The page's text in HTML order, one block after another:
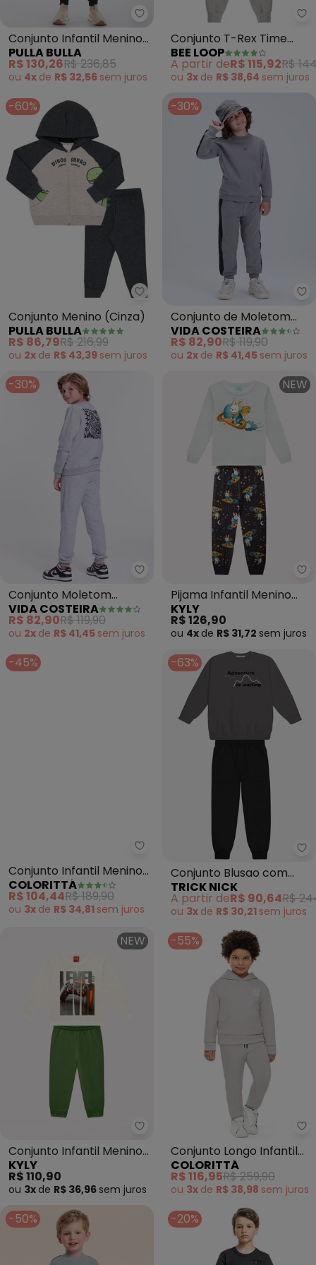
Pulla Bulla - Conjunto Infantil
Conjunto Infantil Menino
Moletom (Cinza)
PULLA BULLA
R$ 130,26R$ 236,85
ou 4x de R$ 32,56 sem juros
Conjunto T-Rex Time
Infantil Cinza
BEE LOOP
A partir deR$ 115,92R$
ou 3x de R$ 38,64 sem juros
-60%
Pulla Bulla - Conjunto Menino
Conjunto Menino (Cinza)
PULLA BULLA
R$ 86,79R$ 216,99
ou 2x de R$ 43,39 sem juros
-30%
Conjunto de Moletom
Faixas Laterais (Chumbo)
VIDA COSTEIRA
R$ 82,90R$ 119,90
ou 2x de R$ 41,45 sem juros
-30%
Vida Costeira - Conjunto
Conjunto Moletom
Infantil Costas Street
(Mescla)
VIDA COSTEIRA
R$ 82,90R$ 119,90
ou 2x de R$ 41,45 sem juros
NEW
Pijama Infantil Menino
Coelhinho (Cinza)
KYLY
R$ 126,90
ou 4x de R$ 31,72 sem juros
-45%
Colorittá - Conjunto Infantil
Conjunto Infantil Menino
Gola com Zíper (Cinza)
COLORITTÁ
R$ 104,44R$ 189,90
ou 3x de R$ 34,81 sem juros
-63%
Conjunto Blusao com
Calca (Cinza)
TRICK NICK
A partir deR$ 90,64R$
ou 3x de R$ 30,21 sem juros
NEW
Kyly - Conjunto Infantil Menino
Conjunto Infantil Menino
Game (Cinza)
KYLY
R$ 110,90
ou 3x de R$ 36,96 sem juros
-55%
Conjunto Longo Infantil
Menino com Capuz
(Cinza)
COLORITTÁ
R$ 116,95R$ 259,90
ou 3x de R$ 38,98 sem juros
-50% -20%